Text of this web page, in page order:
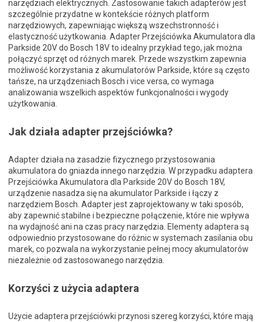
narzędziach elektrycznych. Zastosowanie takich adapterów jest
szczególnie przydatne w kontekście różnych platform
narzędziowych, zapewniając większą wszechstronność i
elastyczność użytkowania. Adapter Przejściówka Akumulatora dla
Parkside 20V do Bosch 18V to idealny przykład tego, jak można
połączyć sprzęt od różnych marek. Przede wszystkim zapewnia
możliwość korzystania z akumulatorów Parkside, które są często
tańsze, na urządzeniach Bosch i vice versa, co wymaga
analizowania wszelkich aspektów funkcjonalności i wygody
użytkowania.
Jak działa adapter przejściówka?
Adapter działa na zasadzie fizycznego przystosowania
akumulatora do gniazda innego narzędzia. W przypadku adaptera
Przejściówka Akumulatora dla Parkside 20V do Bosch 18V,
urządzenie nasadza się na akumulator Parkside i łączy z
narzędziem Bosch. Adapter jest zaprojektowany w taki sposób,
aby zapewnić stabilne i bezpieczne połączenie, które nie wpływa
na wydajność ani na czas pracy narzędzia. Elementy adaptera są
odpowiednio przystosowane do różnic w systemach zasilania obu
marek, co pozwala na wykorzystanie pełnej mocy akumulatorów
niezależnie od zastosowanego narzędzia.
Korzyści z użycia adaptera
Użycie adaptera przejściówki przynosi szereg korzyści, które mają